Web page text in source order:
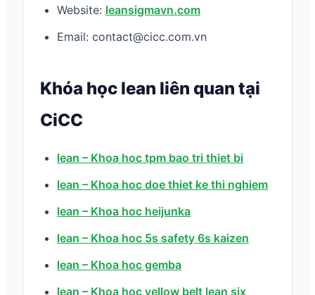
Website: leansigmavn.com
Email: contact@cicc.com.vn
Khóa học lean liên quan tại
CiCC
lean – Khoa hoc tpm bao tri thiet bi
lean – Khoa hoc doe thiet ke thi nghiem
lean – Khoa hoc heijunka
lean – Khoa hoc 5s safety 6s kaizen
lean – Khoa hoc gemba
lean – Khoa hoc yellow belt lean six